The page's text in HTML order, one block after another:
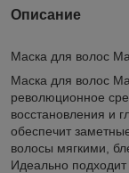
Описание
Маска для волос
Маска для волос
революционное
восстановления и
обеспечит
волосы мягкими,
Идеально